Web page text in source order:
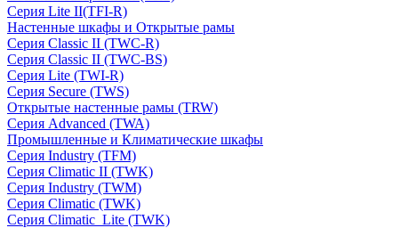
Серия Lite II(TFI-R)
Настенные шкафы и Открытые рамы
Серия Classic II (TWC-R)
Серия Classic II (TWC-BS)
Серия Lite (TWI-R)
Серия Secure (TWS)
Открытые настенные рамы (TRW)
Серия Advanced (TWA)
Промышленные и Климатические шкафы
Серия Industry (TFM)
Серия Climatic II (TWK)
Серия Industry (TWM)
Серия Climatic (TWK)
Серия Climatic_Lite (TWK)